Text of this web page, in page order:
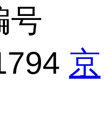
号
京